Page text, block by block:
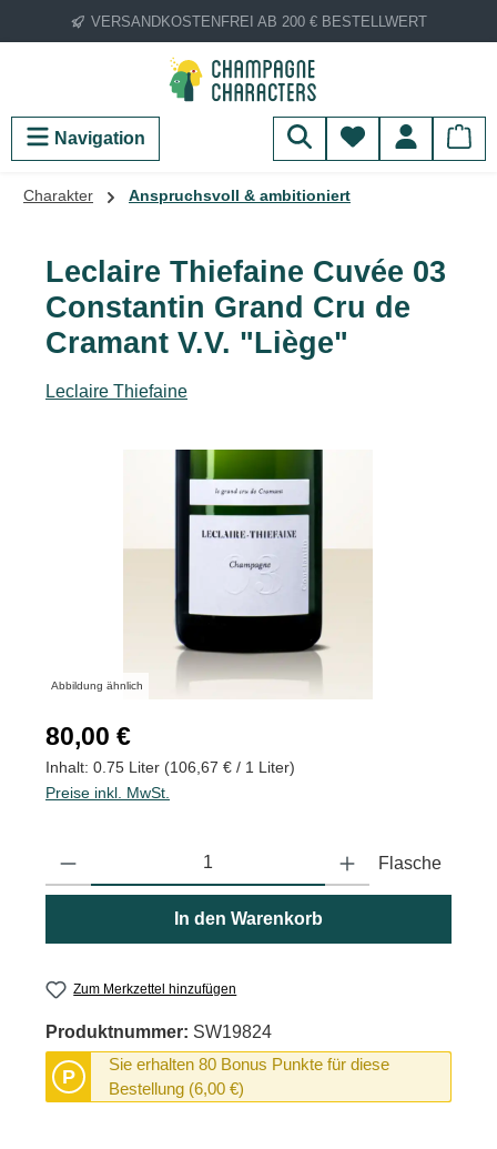
Zum Hauptinhalt springen
VERSANDKOSTENFREI AB 200 € BESTELLWERT
Navigation Du hast 0
Charakter Anspruchsvoll & ambitioniert
Leclaire Thiefaine Cuvée 03
Constantin Grand Cru de
Cramant V.V. "Liège"
Leclaire Thiefaine
Bildergalerie überspringen
Abbildung ähnlich
Regulärer Preis:
80,00 €
Inhalt: 0.75 Liter (106,67 € / 1 Liter)
Preise inkl. MwSt.
Produkt Anzahl: Gib den gewünschten Wert ein oder benutze
Flasche
In den Warenkorb
Zum Merkzettel hinzufügen
Produktnummer: SW19824
P
Sie erhalten 80 Bonus Punkte für diese
Bestellung (6,00 €)